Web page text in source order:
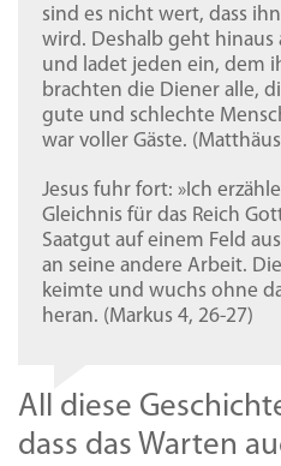
sind es nicht wert, dass
wird. Deshalb geht hinaus
und ladet jeden ein, dem
brachten die Diener alle,
gute und schlechte
war voller Gäste.
Jesus fuhr fort: »Ich
Gleichnis für das Reich
Saatgut auf einem Feld
an seine andere Arbeit.
keimte und wuchs ohne
heran. (Markus 4, 26-27)
All diese
dass das Warten